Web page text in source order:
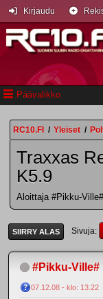
Päävalikko
Kirjaudu
RC10.FI / Yleiset /
Traxxas
K5.9
Aloittaja #Pikku-
SIIRRY ALAS Sivuja
#Pikku-Ville#
07.12.08 - klo: 13.22